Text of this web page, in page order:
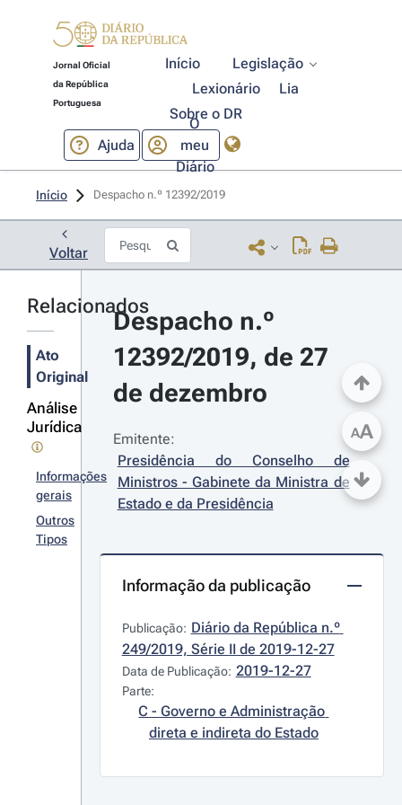
Jornal Oficial
da República
Portuguesa
Início
Legislação
Lexionário
Lia
Sobre o DR
Ajuda
O
meu
Diário
Início Despacho n.º 12392/2019
Voltar
Relacionados
Ato
Original
Análise
Jurídica
Informações
gerais
Outros
Tipos
Despacho n.º
12392/2019, de 27
de dezembro
Emitente:
Presidência do Conselho de
Ministros - Gabinete da Ministra de
Estado e da Presidência
Informação da publicação
Publicação: Diário da República n.º
249/2019, Série II de 2019-12-27
Data de Publicação: 2019-12-27
Parte:
C - Governo e Administração
direta e indireta do Estado
AA